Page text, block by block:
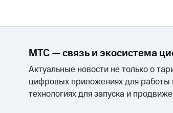
МТС — связь и экосистема
Актуальные новости не только о
цифровых приложениях для
технологиях для запуска и